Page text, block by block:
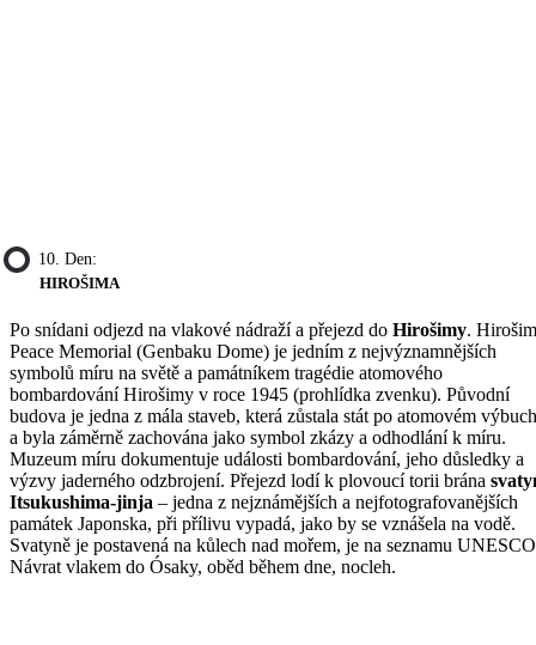
10. Den:
HIROŠIMA
Po snídani odjezd na vlakové nádraží a přejezd do Hirošimy.
Peace Memorial (Genbaku Dome) je jedním z nejvýznamnějších
symbolů míru na světě a památníkem tragédie atomového
bombardování Hirošimy v roce 1945 (prohlídka zvenku). Původní
budova je jedna z mála staveb, která zůstala stát po atomovém
a byla záměrně zachována jako symbol zkázy a odhodlání k míru.
Muzeum míru dokumentuje události bombardování, jeho důsledky a
výzvy jaderného odzbrojení. Přejezd lodí k plovoucí torii brána
Itsukushima-jinja – jedna z nejznámějších a nejfotografovanějších
památek Japonska, při přílivu vypadá, jako by se vznášela na vodě.
Svatyně je postavená na kůlech nad mořem, je na seznamu
Návrat vlakem do Ósaky, oběd během dne, nocleh.